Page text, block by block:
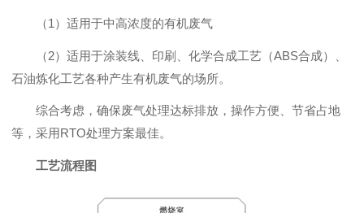
（1）适用于中高浓度的有机废气
（2）适用于涂装线、印刷、化学合成工艺（ABS合成）、
石油炼化工艺各种产生有机废气的场所。
综合考虑，确保废气处理达标排放，操作方便、节省占地
等，采用RTO处理方案最佳。
工艺流程图